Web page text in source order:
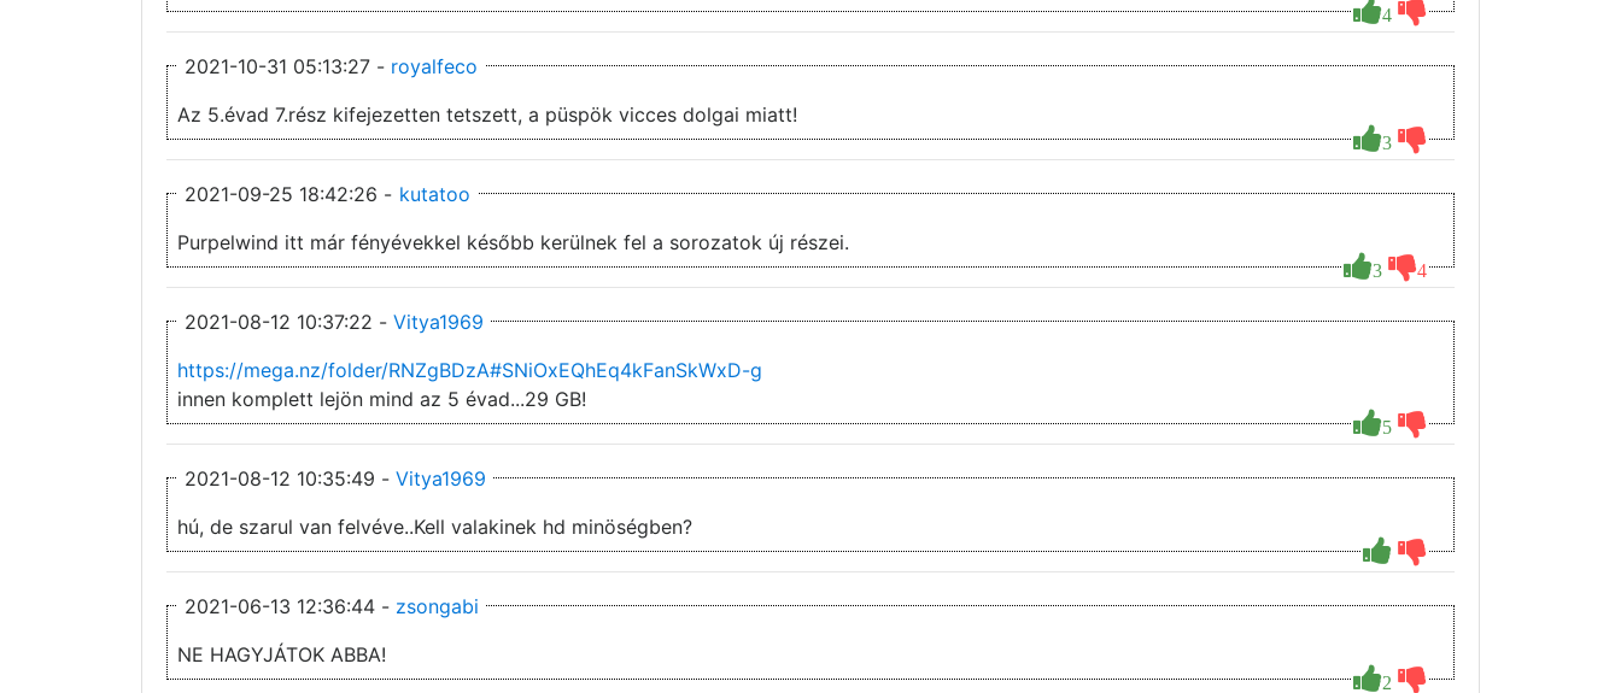
4
2021-10-31 05:13:27 - royalfeco
3
Az 5.évad 7.rész kifejezetten tetszett, a püspök vicces dolgai miatt!
2021-09-25 18:42:26 - kutatoo
3 4
Purpelwind itt már fényévekkel később kerülnek fel a sorozatok új részei.
2021-08-12 10:37:22 - Vitya1969
5
https://mega.nz/folder/RNZgBDzA#SNiOxEQhEq4kFanSkWxD-g
innen komplett lejön mind az 5 évad...29 GB!
2021-08-12 10:35:49 - Vitya1969
hú, de szarul van felvéve..Kell valakinek hd minöségben?
2021-06-13 12:36:44 - zsongabi
2
NE HAGYJÁTOK ABBA!